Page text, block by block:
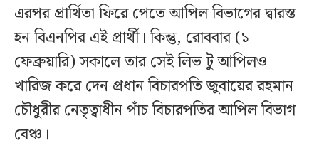
এরপর প্রার্থিতা ফিরে পেতে আপিল বিভাগের দ্বারস্ত
হন বিএনপির এই প্রার্থী। কিন্তু, রোববার (১
ফেব্রুয়ারি) সকালে তার সেই লিভ টু আপিলও
খারিজ করে দেন প্রধান বিচারপতি জুবায়ের রহমান
চৌধুরীর নেতৃত্বাধীন পাঁচ বিচারপতির আপিল বিভাগ
বেঞ্চ।